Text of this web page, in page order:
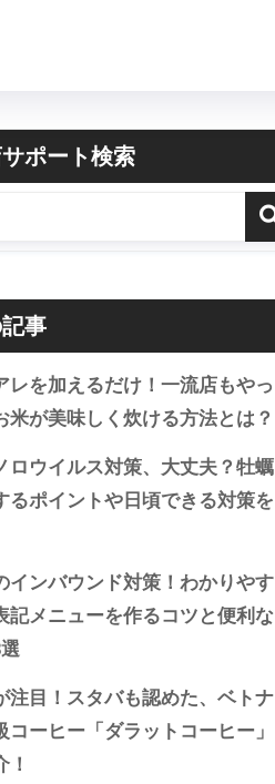
ポート検索
事
レを加えるだけ！一流店もやっ
米が美味しく炊ける方法とは？
ロウイルス対策、大丈夫？牡蠣
るポイントや日頃できる対策を
インバウンド対策！わかりやす
記メニューを作るコツと便利な
注目！スタバも認めた、ベトナ
コーヒー「ダラットコーヒー」
！